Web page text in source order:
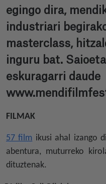
egingo dira,
industriari
masterclass,
inguru bat.
eskuragarri daude
FILMAK
57 film ikusi ahal izango
abentura, muturreko
dituztenak.